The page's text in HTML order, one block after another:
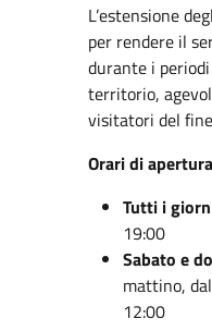
L’estensione
per rendere il
durante i
territorio,
visitatori del
Orari di apertura
Tutti i
19:00
Sabato e
mattino,
12:00